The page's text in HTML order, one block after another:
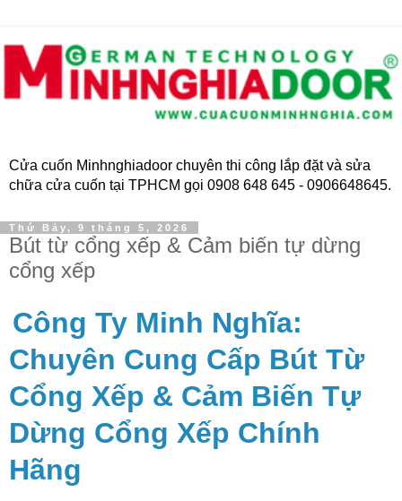
Cửa cuốn Minhnghiadoor chuyên thi công lắp đặt và sửa
chữa cửa cuốn tại TPHCM gọi 0908 648 645 - 0906648645.
Thứ Bảy, 9 tháng 5, 2026
Bút từ cổng xếp & Cảm biến tự dừng
cổng xếp
Công Ty Minh Nghĩa:
Chuyên Cung Cấp Bút Từ
Cổng Xếp & Cảm Biến Tự
Dừng Cổng Xếp Chính
Hãng